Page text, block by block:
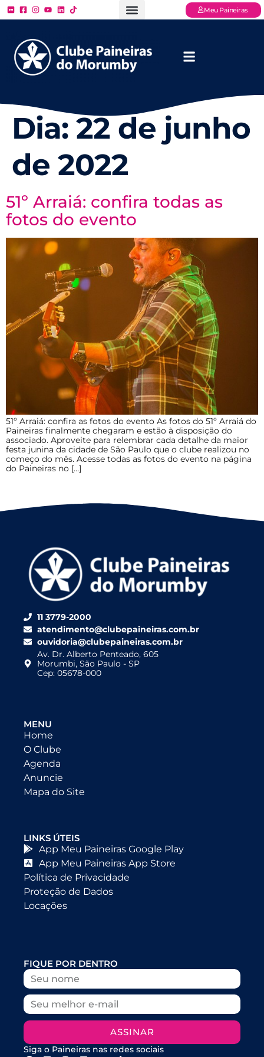
Meu Paineiras
Dia: 22 de junho
de 2022
51º Arraiá: confira todas as
fotos do evento
51º Arraiá: confira as fotos do evento As fotos do 51º Arraiá do
Paineiras finalmente chegaram e estão à disposição do
associado. Aproveite para relembrar cada detalhe da maior
festa junina da cidade de São Paulo que o clube realizou no
começo do mês. Acesse todas as fotos do evento na página
do Paineiras no […]
11 3779-2000
atendimento@clubepaineiras.com.br
ouvidoria@clubepaineiras.com.br
Av. Dr. Alberto Penteado, 605
Morumbi, São Paulo - SP
Cep: 05678-000
MENU
Home
O Clube
Agenda
Anuncie
Mapa do Site
LINKS ÚTEIS
App Meu Paineiras Google Play
App Meu Paineiras App Store
Política de Privacidade
Proteção de Dados
Locações
FIQUE POR DENTRO
ASSINAR
Siga o Paineiras nas redes sociais